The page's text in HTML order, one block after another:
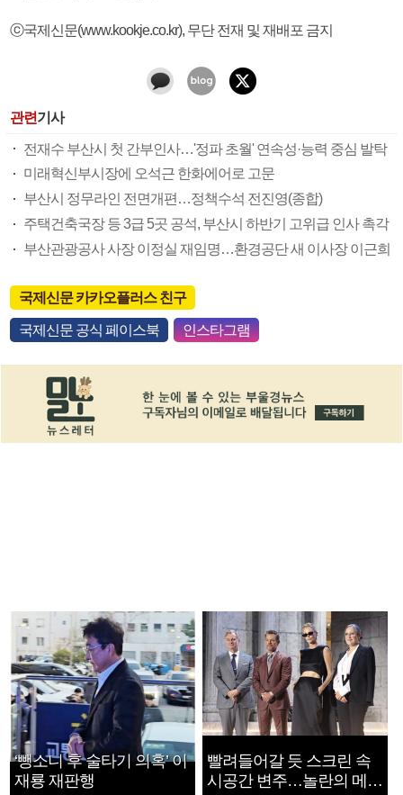
ⓒ국제신문(www.kookje.co.kr), 무단 전재 및 재배포 금지
관련기사
전재수 부산시 첫 간부인사…'정파 초월' 연속성·능력 중심 발탁
미래혁신부시장에 오석근 한화에어로 고문
부산시 정무라인 전면개편…정책수석 전진영(종합)
주택건축국장 등 3급 5곳 공석, 부산시 하반기 고위급 인사 촉각
부산관광공사 사장 이정실 재임명…환경공단 새 이사장 이근희
국제신문 카카오플러스 친구
국제신문 공식 페이스북 인스타그램
‘뺑소니 후 술타기 의혹’ 이
재룡 재판행
빨려들어갈 듯 스크린 속
시공간 변주…놀란의 메시